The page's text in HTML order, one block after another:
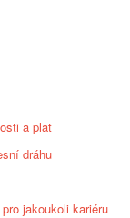
a plat
dráhu
jakoukoli kariéru